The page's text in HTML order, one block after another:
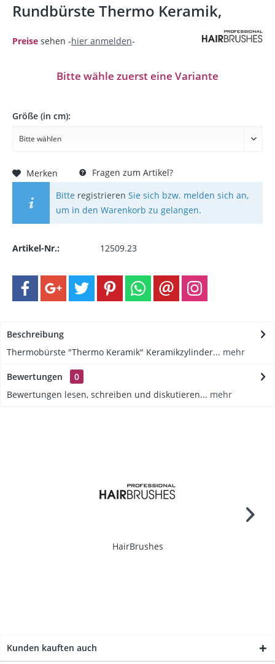
Rundbürste Thermo Keramik,
Preise sehen -hier anmelden-
Bitte wähle zuerst eine Variante
Größe (in cm):
Merken
Fragen zum Artikel?
Bitte registrieren Sie sich bzw. melden sich an,
um in den Warenkorb zu gelangen.
Artikel-Nr.: 12509.23
Beschreibung
Thermobürste "Thermo Keramik" Keramikzylinder... mehr
Bewertungen
0
Bewertungen lesen, schreiben und diskutieren... mehr
HairBrushes
Kunden kauften auch